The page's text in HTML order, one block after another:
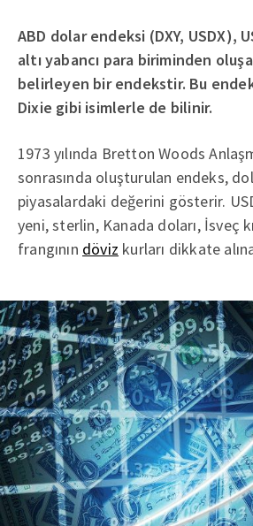
ABD dolar endeksi (DXY, USDX),
altı yabancı para biriminden
belirleyen bir endekstir. Bu
Dixie gibi isimlerle de bilinir.
1973 yılında Bretton Woods
sonrasında oluşturulan endeks,
piyasalardaki değerini gösterir.
yeni, sterlin, Kanada doları, İsveç
frangının döviz kurları dikkate